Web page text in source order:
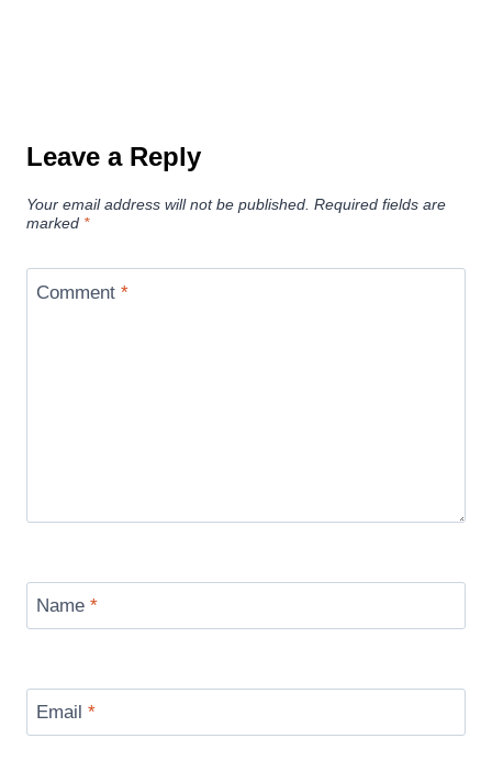
Leave a Reply
Your email address will not be published. Required fields are
marked *
Comment *
Name *
Email *